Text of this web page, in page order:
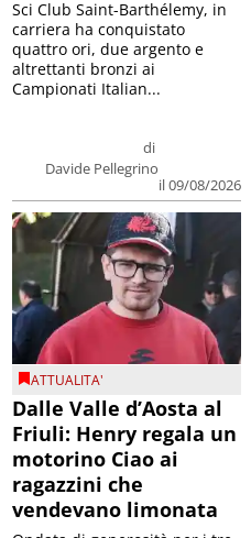
di
Davide Pellegrino
il 09/08/2026
Sci Club Saint-Barthélemy, in
carriera ha conquistato
quattro ori, due argento e
altrettanti bronzi ai
Campionati Italian...
ATTUALITA'
Dalle Valle d’Aosta al
Friuli: Henry regala un
motorino Ciao ai
ragazzini che
vendevano limonata